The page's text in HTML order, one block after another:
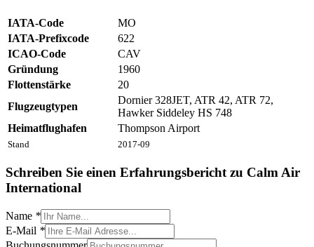
Stand 2017-09
IATA-Code
MO
IATA-Prefixcode
622
ICAO-Code
CAV
Gründung
1960
Flottenstärke
20
Flugzeugtypen
Dornier 328JET, ATR 42, ATR 72,
Hawker Siddeley HS 748
Heimatflughafen
Thompson Airport
Schreiben Sie einen Erfahrungsbericht zu Calm Air
International
Name *
E-Mail *